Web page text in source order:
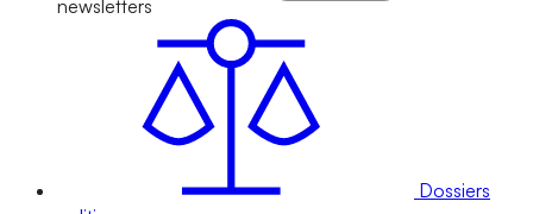
newsletters
Dossiers